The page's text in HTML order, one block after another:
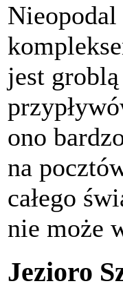
jest
ono
na
całego
nie może
Jezioro